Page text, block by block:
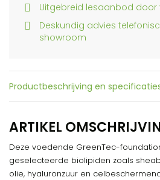
Uitgebreid lesaanbod
Deskundig advies
showroom
Productbeschrijving en
ARTIKEL
Deze voedende GreenTec-
geselecteerde biolipiden zoals
olie, hyaluronzuur en